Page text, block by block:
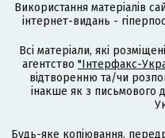
Використання матеріалів
інтернет-видань -
Всі матеріали, які
агентство "Інтерфакс-
відтворенню та/чи
інакше як з письмового
Будь-яке копіювання,